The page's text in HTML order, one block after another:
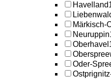
Havelland
Märkisch-
Neuruppin
Oberhavel
Oder-